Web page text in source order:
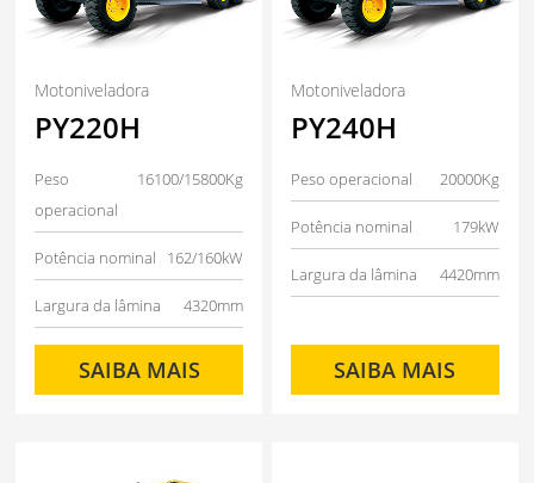
Motoniveladora
PY220H
Peso
operacional
16100/15800Kg
Potência nominal 162/160kW
Largura da lâmina 4320mm
SAIBA MAIS
Motoniveladora
PY240H
Peso operacional 20000Kg
Potência nominal 179kW
Largura da lâmina 4420mm
SAIBA MAIS